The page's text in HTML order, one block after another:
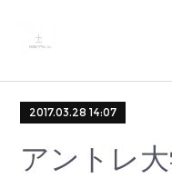
2017.03.28 14:07
アントレ